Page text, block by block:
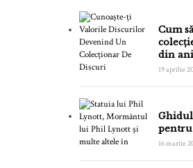
Cum
din
19 aprilie
16 martie